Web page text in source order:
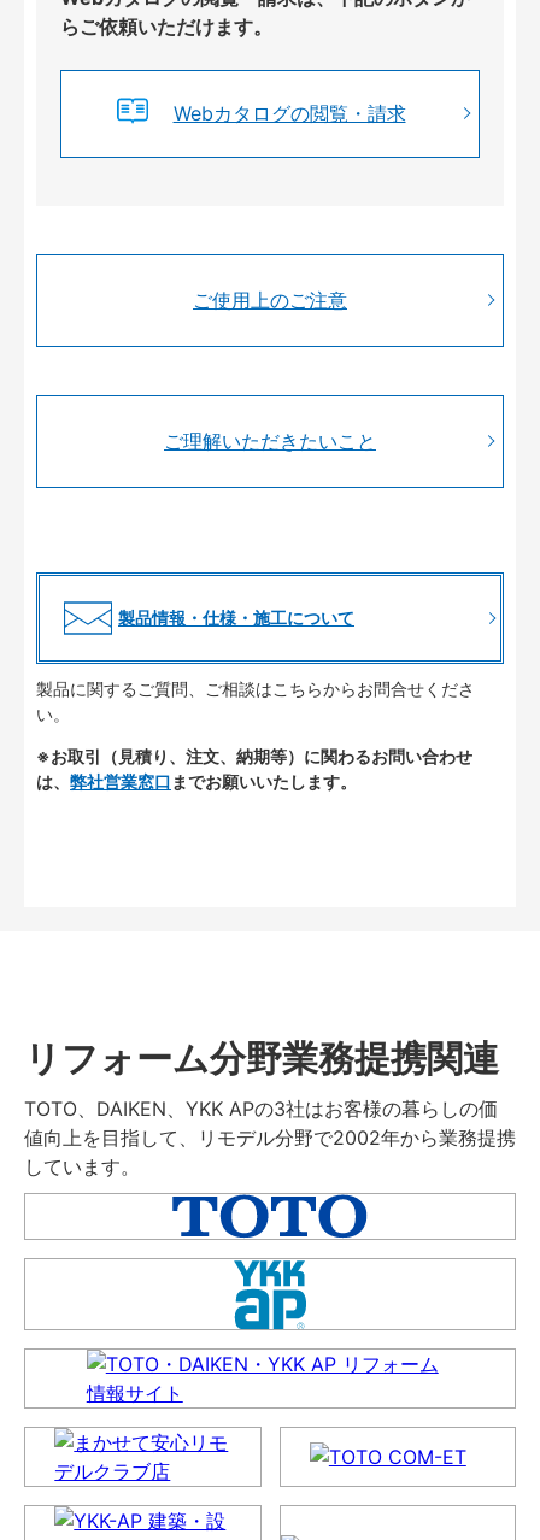
らご依頼いただけます。
Webカタログの閲覧・請求
ご使用上のご注意
ご理解いただきたいこと
製品情報・仕様・施工について
製品に関するご質問、ご相談はこちらからお問合せくださ
い。
※お取引（見積り、注文、納期等）に関わるお問い合わせ
は、 弊社営業窓口 までお願いいたします。
リフォーム分野業務提携関連
TOTO、DAIKEN、YKK APの3社はお客様の暮らしの価
値向上を目指して、リモデル分野で2002年から業務提携
しています。